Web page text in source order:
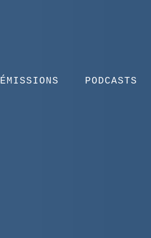
ÉMISSIONS PODCASTS